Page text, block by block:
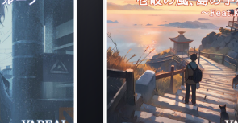
ミストレインループ - feat. HARU -
2026